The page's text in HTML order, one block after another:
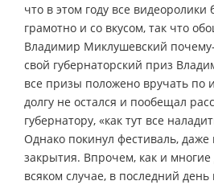
что в этом году все
грамотно и со вкусом, так что
Владимир Миклушевский
свой губернаторский приз
все призы положено вручать по
долгу не остался и пообещал
губернатору, «как тут все
Однако покинул фестиваль,
закрытия. Впрочем, как и многие
всяком случае, в последний